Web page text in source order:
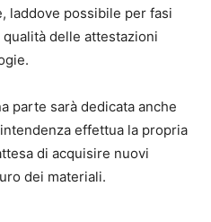
laddove possibile per fasi
delle attestazioni
parte sarà dedicata anche
effettua la propria
di acquisire nuovi
dei materiali.